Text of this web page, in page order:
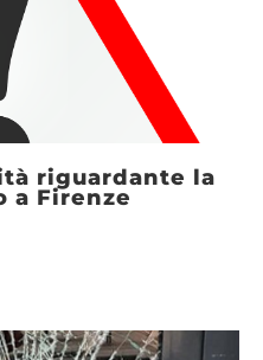
riguardante la
a Firenze